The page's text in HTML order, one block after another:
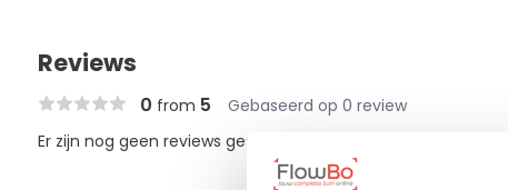
Reviews
0 from 5 Gebaseerd op 0 review
Er zijn nog geen reviews geschreven over dit product..